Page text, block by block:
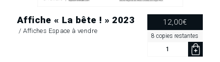
Affiche « La bête ! » 2023
/Affiches Espace à vendre
12,00€
8 copies restantes
quantité